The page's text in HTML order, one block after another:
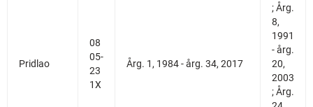
Pridlao
08
05-
23
1X
Årg. 1, 1984 - årg. 34, 2017
; Årg.
8,
1991
- årg.
20,
2003
; Årg.